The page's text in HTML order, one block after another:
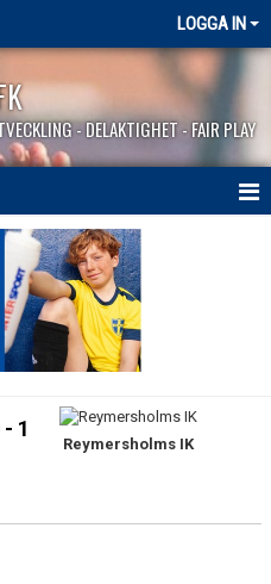
LOGGA IN
- DELAKTIGHET - FAIR PLAY
- 1
Reymersholms IK